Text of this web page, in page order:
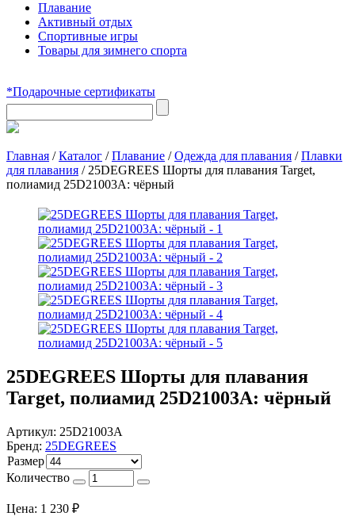
Плавание
Активный отдых
Спортивные игры
Товары для зимнего спорта
*Подарочные сертификаты
Главная /Каталог /Плавание /Одежда для плавания /Плавки
для плавания / 25DEGREES Шорты для плавания Target,
полиамид 25D21003A: чёрный
25DEGREES Шорты для плавания
Target, полиамид 25D21003A: чёрный
Артикул: 25D21003A
Бренд: 25DEGREES
Размер
Количество
Цена: 1 230 ₽